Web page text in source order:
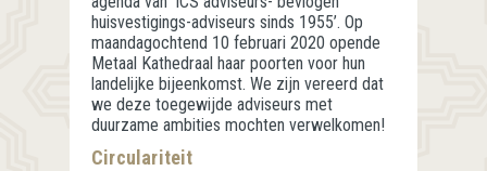
huisvestigings-adviseurs sinds 1955’. Op
maandagochtend 10 februari 2020 opende
Metaal Kathedraal haar poorten voor hun
landelijke bijeenkomst. We zijn vereerd dat
we deze toegewijde adviseurs met
duurzame ambities mochten verwelkomen!
Circulariteit